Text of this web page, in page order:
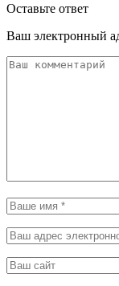
Оставьте ответ
Ваш электронный